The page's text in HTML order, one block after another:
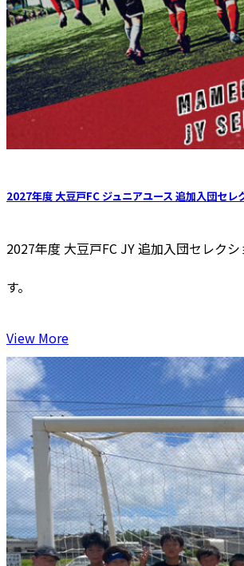
2027年度 大豆戸FC ジュニアユース 追加入団セレ
2027年度 大豆戸FC JY 追加⼊団セレク
す。
View More